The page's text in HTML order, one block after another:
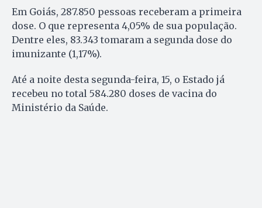
Em Goiás, 287.850 pessoas receberam a primeira
dose. O que representa 4,05% de sua população.
Dentre eles, 83.343 tomaram a segunda dose do
imunizante (1,17%).
Até a noite desta segunda-feira, 15, o Estado já
recebeu no total 584.280 doses de vacina do
Ministério da Saúde.